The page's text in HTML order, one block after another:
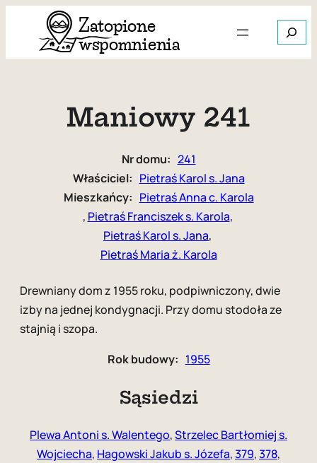
Szukaj
Maniowy 241
Nr domu: 241
Właściciel: Pietraś Karol s. Jana
Mieszkańcy: Pietraś Anna c. Karola
, Pietraś Franciszek s. Karola,
Pietraś Karol s. Jana,
Pietraś Maria ż. Karola
Drewniany dom z 1955 roku, podpiwniczony, dwie
izby na jednej kondygnacji. Przy domu stodoła ze
stajnią i szopa.
Rok budowy: 1955
Sąsiedzi
Plewa Antoni s. Walentego,Strzelec Bartłomiej s.
Wojciecha, Hagowski Jakub s. Józefa,379,378,